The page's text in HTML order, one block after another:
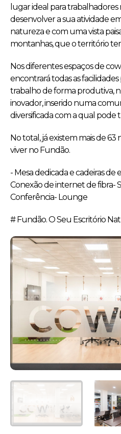
lugar ideal para
desenvolver a sua atividade
natureza e com uma vista
montanhas, que o território
Nos diferentes espaços de
encontrará todas as
trabalho de forma produtiva,
inovador, inserido numa
diversificada com a qual pode
No total, já existem mais de
viver no Fundão.
- Mesa dedicada e cadeiras de
Conexão de internet de fibra-
Conferência- Lounge
# Fundão. O Seu Escritório